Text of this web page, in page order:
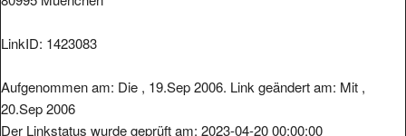
LinkID: 1423083
Aufgenommen am: Die , 19.Sep 2006. Link geändert am: Mit ,
20.Sep 2006
Der Linkstatus wurde geprüft am: 2023-04-20 00:00:00